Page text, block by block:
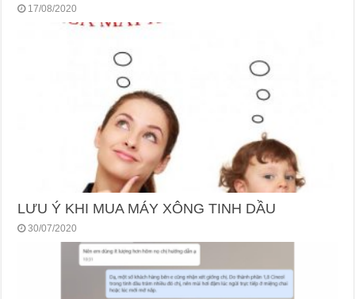
17/08/2020
LƯU Ý KHI MUA MÁY XÔNG TINH DẦU
30/07/2020